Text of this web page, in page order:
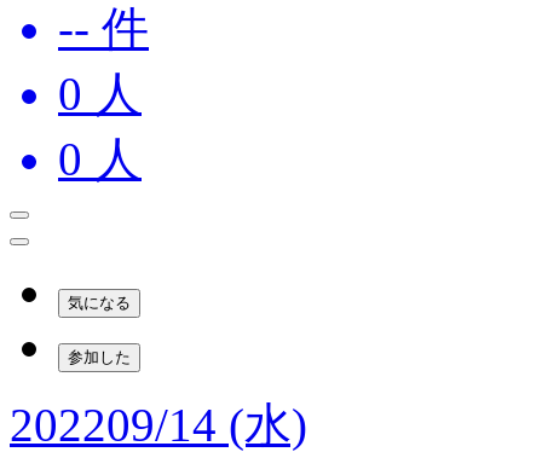
-- 件
0 人
0 人
気になる
参加した
202209/14 (水)